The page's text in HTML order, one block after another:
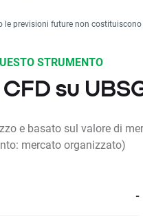
le previsioni future non
STRUMENTO
su
e basato sul valore di
mercato organizzato)
-